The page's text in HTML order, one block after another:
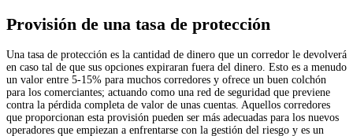
Provisión de una tasa de protección
Una tasa de protección es la cantidad de dinero que un corredor le devolverá
en caso tal de que sus opciones expiraran fuera del dinero. Esto es a menudo
un valor entre 5-15% para muchos corredores y ofrece un buen colchón
para los comerciantes; actuando como una red de seguridad que previene
contra la pérdida completa de valor de unas cuentas. Aquellos corredores
que proporcionan esta provisión pueden ser más adecuadas para los nuevos
operadores que empiezan a enfrentarse con la gestión del riesgo y es un